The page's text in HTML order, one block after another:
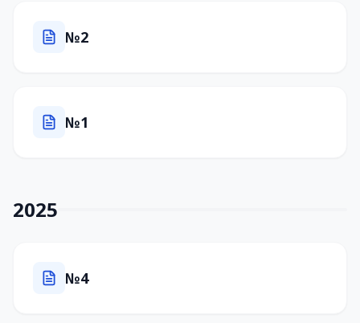
№2
№1
2025
№4